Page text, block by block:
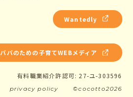
Wantedly
パパのための子育てWEBメディア
有料職業紹介許認可: 27-ユ-303596
privacy policy ©cocotto2026